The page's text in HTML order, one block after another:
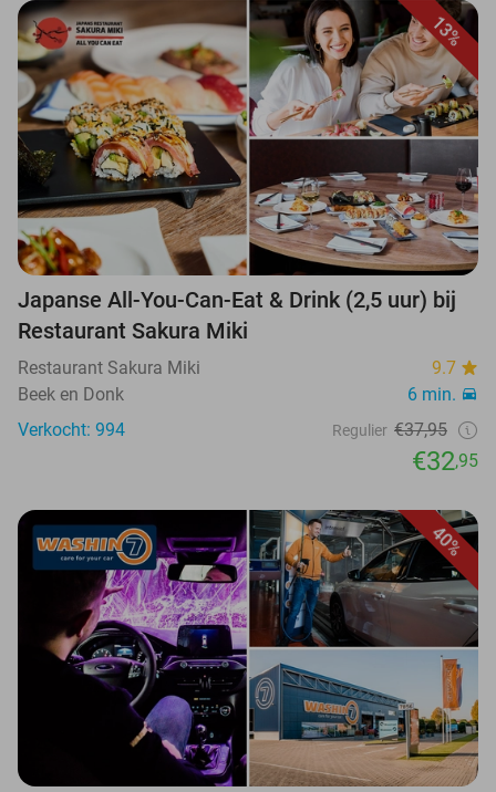
13%
Japanse All-You-Can-Eat & Drink (2,5 uur) bij
Restaurant Sakura Miki
Restaurant Sakura Miki
9.7
Beek en Donk
6 min.
Verkocht: 994
Regulier €37,95
€32,95
40%